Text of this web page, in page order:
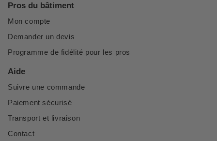
Pros du bâtiment
Mon compte
Demander un devis
Programme de fidélité pour les pros
Aide
Suivre une commande
Paiement sécurisé
Transport et livraison
Contact